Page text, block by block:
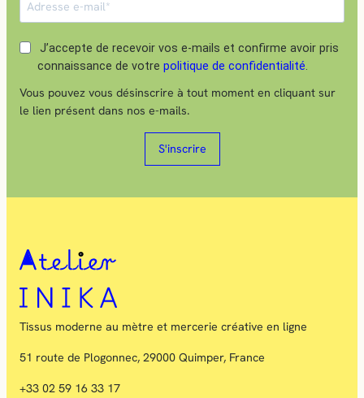
J’accepte de recevoir vos e-mails et confirme avoir pris
connaissance de votre politique de confidentialité
Vous pouvez vous désinscrire à tout moment en cliquant sur
le lien présent dans nos e-mails.
S'inscrire
Tissus moderne au mètre et mercerie créative en ligne
51 route de Plogonnec, 29000 Quimper, France
+33 02 59 16 33 17